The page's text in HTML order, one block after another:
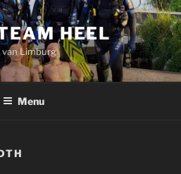
HEEL
van Limburg
Menu